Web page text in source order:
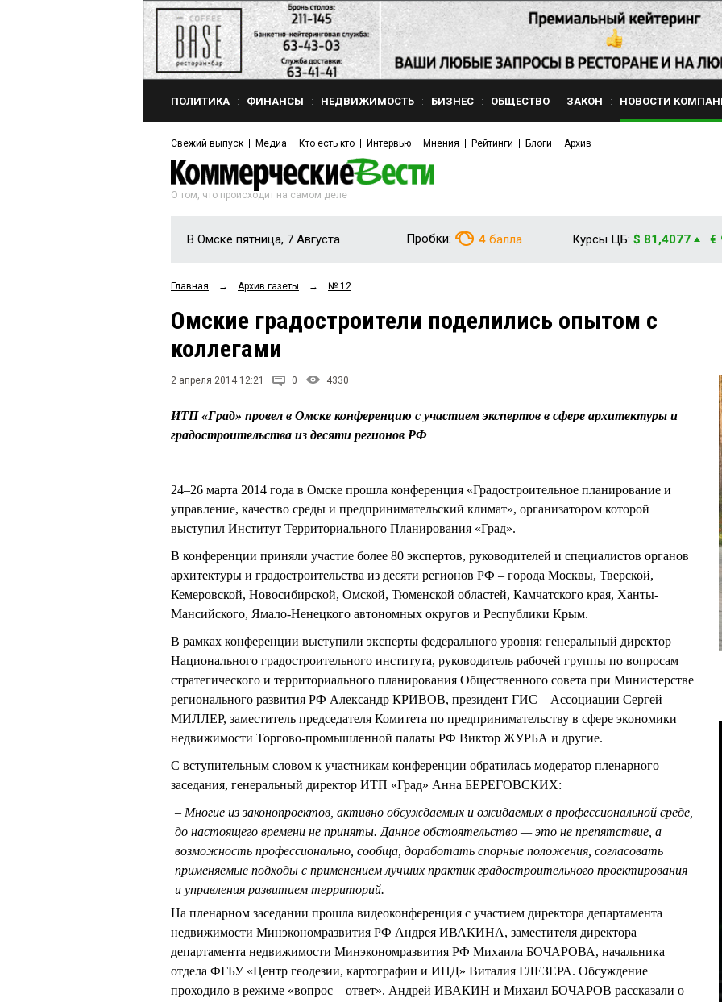
ПОЛИТИКА ФИНАНСЫ НЕДВИЖИМОСТЬ БИЗНЕС ОБЩЕСТВО ЗАКОН НОВОСТИ
Свежий выпуск Медиа Кто есть кто Интервью Мнения Рейтинги Блоги Архив
О том, что происходит на самом деле
В Омске пятница, 7 Августа Пробки: 4 балла Курсы ЦБ: $ 81,4077 €
Главная → Архив газеты → № 12
Омские градостроители поделились опытом с
коллегами
2 апреля 2014 12:21 0 4330
ИТП «Град» провел в Омске конференцию с участием экспертов в сфере архитектуры и
градостроительства из десяти регионов РФ
24–26 марта 2014 года в Омске прошла конференция «Градостроительное планирование и
управление, качество среды и предпринимательский климат», организатором которой
выступил Институт Территориального Планирования «Град».
В конференции приняли участие более 80 экспертов, руководителей и специалистов органов
архитектуры и градостроительства из десяти регионов РФ – города Москвы, Тверской,
Кемеровской, Новосибирской, Омской, Тюменской областей, Камчатского края, Ханты-
Мансийского, Ямало-Ненецкого автономных округов и Республики Крым.
В рамках конференции выступили эксперты федерального уровня: генеральный директор
Национального градостроительного института, руководитель рабочей группы по вопросам
стратегического и территориального планирования Общественного совета при Министерстве
регионального развития РФ Александр КРИВОВ, президент ГИС – Ассоциации Сергей
МИЛЛЕР, заместитель председателя Комитета по предпринимательству в сфере экономики
недвижимости Торгово-промышленной палаты РФ Виктор ЖУРБА и другие.
С вступительным словом к участникам конференции обратилась модератор пленарного
заседания, генеральный директор ИТП «Град» Анна БЕРЕГОВСКИХ:
Многие из законопроектов, активно обсуждаемых и ожидаемых в профессиональной среде,
до настоящего времени не приняты. Данное обстоятельство — это не препятствие, а
возможность профессионально, сообща, доработать спорные положения, согласовать
применяемые подходы с применением лучших практик градостроительного проектирования
и управления развитием территорий.
На пленарном заседании прошла видеоконференция с участием директора департамента
недвижимости Минэкономразвития РФ Андрея ИВАКИНА, заместителя директора
департамента недвижимости Минэкономразвития РФ Михаила БОЧАРОВА, начальника
отдела ФГБУ «Центр геодезии, картографии и ИПД» Виталия ГЛЕЗЕРА. Обсуждение
проходило в режиме «вопрос – ответ». Андрей ИВАКИН и Михаил БОЧАРОВ рассказали о